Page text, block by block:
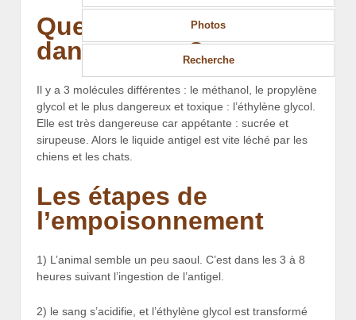
Photos
Recherche
Quelle molécule est
dangereuse ?
Il y a 3 molécules différentes : le méthanol, le propylène
glycol et le plus dangereux et toxique : l’éthylène glycol.
Elle est très dangereuse car appétante : sucrée et
sirupeuse. Alors le liquide antigel est vite léché par les
chiens et les chats.
Les étapes de
l’empoisonnement
1) L’animal semble un peu saoul. C’est dans les 3 à 8
heures suivant l’ingestion de l’antigel.
2) le sang s’acidifie, et l’éthylène glycol est transformé